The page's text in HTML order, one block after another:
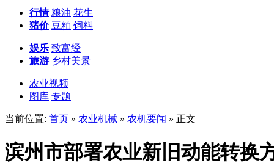
行情 粮油 花生
猪价 豆粕 饲料
娱乐 致富经
旅游 乡村美景
农业视频
图库 专题
当前位置: 首页 » 农业机械 » 农机要闻 » 正文
滨州市部署农业新旧动能转换